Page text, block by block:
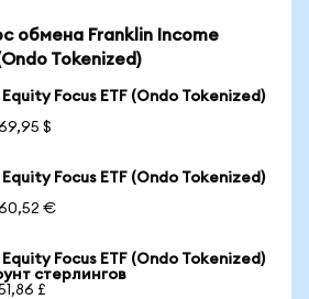
обмена Franklin Income
Tokenized)
Focus ETF (Ondo Tokenized)
$
Focus ETF (Ondo Tokenized)
€
Focus ETF (Ondo Tokenized)
стерлингов
£